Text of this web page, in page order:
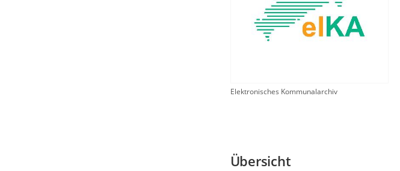
Elektronisches Kommunalarchiv
Übersicht